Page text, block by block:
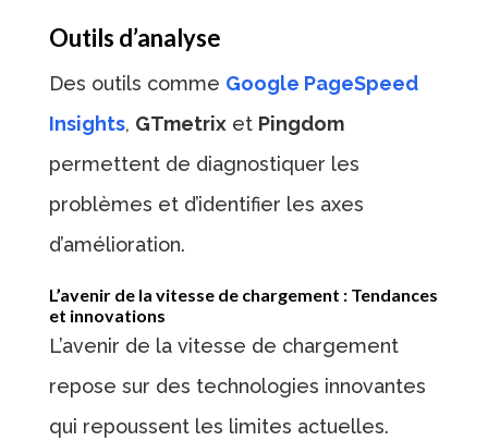
Outils d’analyse
Des outils comme Google PageSpeed
Insights, GTmetrixet Pingdom
permettent de diagnostiquer les
problèmes et d’identifier les axes
d’amélioration.
L’avenir de la vitesse de chargement : Tendances
et innovations
L’avenir de la vitesse de chargement
repose sur des technologies innovantes
qui repoussent les limites actuelles.